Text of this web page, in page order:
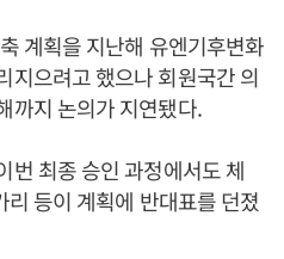
계획을 지난해 유엔기후변화
지으려고 했으나 회원국간 의
까지 논의가 지연됐다.
번 최종 승인 과정에서도 체
등이 계획에 반대표를 던졌